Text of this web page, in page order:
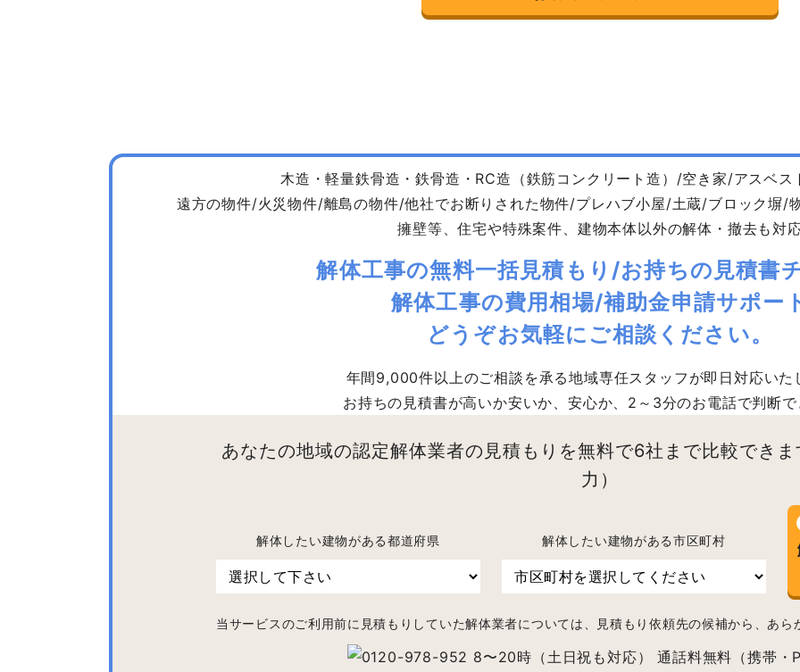
木造・軽量鉄骨造・鉄骨造・RC造（鉄筋コンクリート造）/空き家/アスベ
遠方の物件/火災物件/離島の物件/他社でお断りされた物件/プレハブ小屋/土蔵/ブロック塀/
擁壁等、住宅や特殊案件、建物本体以外の解体・撤去も対
解体工事の無料一括見積もり/お持ちの見積書
解体工事の費用相場/補助金申請サポー
どうぞお気軽にご相談ください。
年間9,000件以上のご相談を承る地域専任スタッフが即日対応いた
お持ちの見積書が高いか安いか、安心か、2～3分のお電話で判断
あなたの地域の認定解体業者の見積もりを無料で6社まで比較できま
力）
解体したい建物がある都道府県 解体したい建物がある市区町村
当サービスのご利用前に見積もりしていた解体業者については、見積もり依頼先の候補から、あら